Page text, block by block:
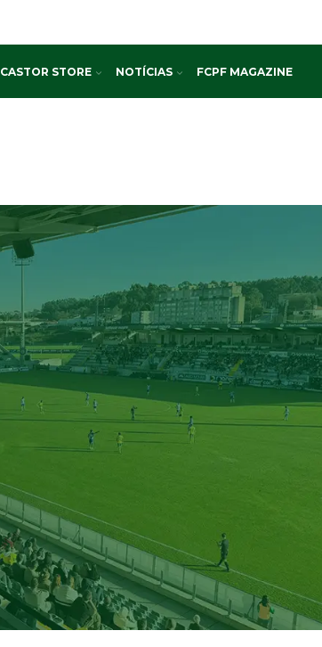
CASTOR STORE NOTÍCIAS FCPF MAGAZINE